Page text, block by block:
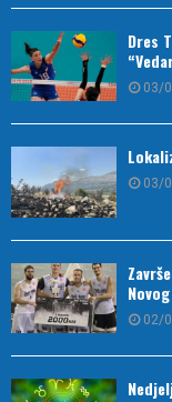
Dres
03/
03/
02/